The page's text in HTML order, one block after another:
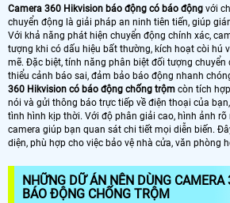
Camera 360 Hikvision báo động có báo động với
chuyển động là giải pháp an ninh tiên tiến, giúp
Với khả năng phát hiện chuyển động chính xác,
tượng khi có dấu hiệu bất thường, kích hoạt còi hú
mẽ. Đặc biệt, tính năng phân biệt đối tượng
thiểu cảnh báo sai, đảm bảo báo động nhanh
360 Hikvision có báo động chống trộm còn tích
nói và gửi thông báo trực tiếp về điện thoại của
tình hình kịp thời. Với độ phân giải cao, hình ảnh rõ
camera giúp bạn quan sát chi tiết mọi diễn biến.
diện, phù hợp cho việc bảo vệ nhà cửa, văn phòng
NHỮNG DỮ ÁN NÊN DÙNG
BÁO ĐỘNG CHỐNG TRỘM